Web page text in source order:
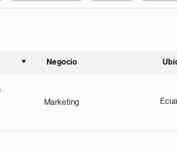
Ordenar ascendente
Negocio
Marketing